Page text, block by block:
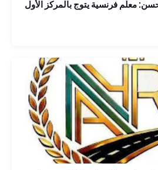
معلم فرنسية يتوج بالمركز الأول